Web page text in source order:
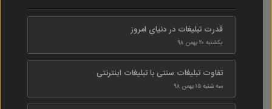
قدرت تبلیغات در دنیای امروز
یکشنبه ۲۰ بهمن ۹۸
تفاوت تبلیغات سنتی با تبلیغات اینترنتی
سه شنبه ۱۵ بهمن ۹۸